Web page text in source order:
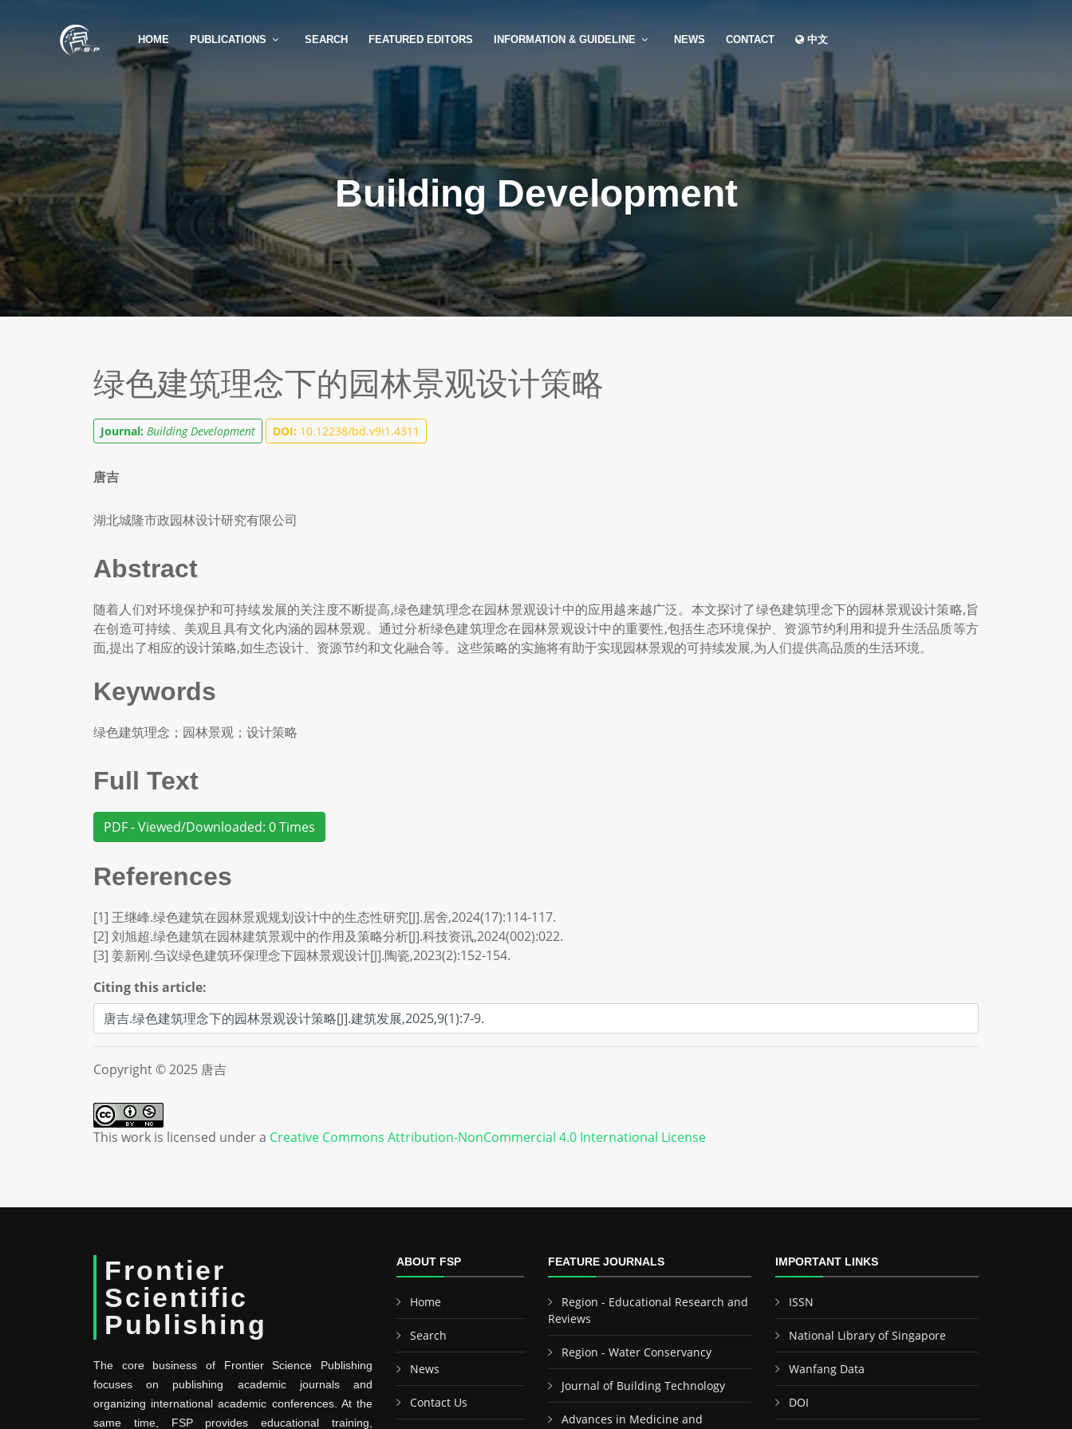
HOME PUBLICATIONS SEARCH FEATURED EDITORS INFORMATION & GUIDELINE NEWS CONTACT 中文
Building Development
绿色建筑理念下的园林景观设计策略
Journal: Building Development DOI: 10.12238/bd.v9i1.4311
唐吉
湖北城隆市政园林设计研究有限公司
Abstract
随着人们对环境保护和可持续发展的关注度不断提高,绿色建筑理念在园林景观设计中的应用越来越广泛。本文探讨了绿色建筑理念下的园林景观设计策略,旨
在创造可持续、美观且具有文化内涵的园林景观。通过分析绿色建筑理念在园林景观设计中的重要性,包括生态环境保护、资源节约利用和提升生活品质等方
面,提出了相应的设计策略,如生态设计、资源节约和文化融合等。这些策略的实施将有助于实现园林景观的可持续发展,为人们提供高品质的生活环境。
Keywords
绿色建筑理念；园林景观；设计策略
Full Text
PDF - Viewed/Downloaded: 0 Times
References
[1] 王继峰.绿色建筑在园林景观规划设计中的生态性研究[J].居舍,2024(17):114-117.
[2] 刘旭超.绿色建筑在园林建筑景观中的作用及策略分析[J].科技资讯,2024(002):022.
[3] 姜新刚.刍议绿色建筑环保理念下园林景观设计[J].陶瓷,2023(2):152-154.
Citing this article:
Copyright © 2025 唐吉
This work is licensed under a Creative Commons Attribution-NonCommercial 4.0 International License
Frontier
Scientific
Publishing
The core business of Frontier Science Publishing
focuses on publishing academic journals and
organizing international academic conferences. At the
same time, FSP provides educational training,
ABOUT FSP
Home
Search
News
Contact Us
FEATURE JOURNALS
Region - Educational Research and
Reviews
Region - Water Conservancy
Journal of Building Technology
Advances in Medicine and
IMPORTANT LINKS
ISSN
National Library of Singapore
Wanfang Data
DOI